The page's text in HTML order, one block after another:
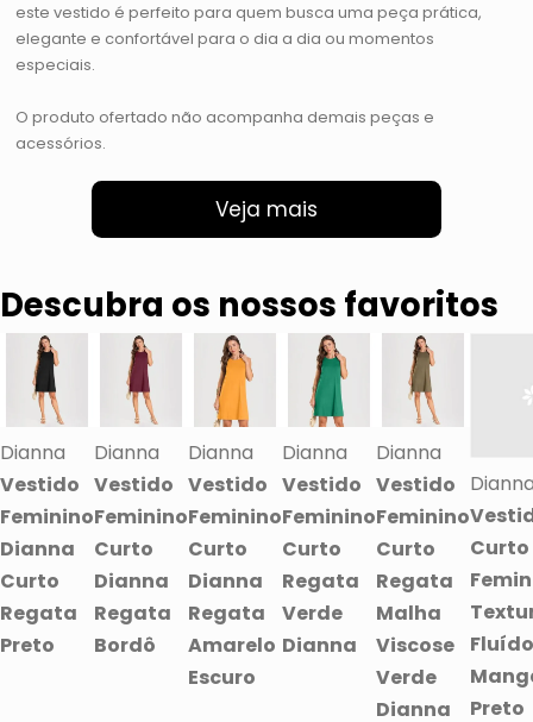
este vestido é perfeito para quem busca uma peça prática,
elegante e confortável para o dia a dia ou momentos
especiais.
O produto ofertado não acompanha demais peças e
acessórios.
Veja mais
Descubra os nossos favoritos
Dianna
Vestido
Feminino
Dianna
Curto
Regata
Preto
Dianna
Vestido
Feminino
Curto
Dianna
Regata
Bordô
Dianna
Vestido
Feminino
Curto
Dianna
Regata
Amarelo
Escuro
Dianna
Vestido
Feminino
Curto
Regata
Verde
Dianna
Dianna
Vestido
Feminino
Curto
Regata
Malha
Viscose
Verde
Dianna
Curto
Preto